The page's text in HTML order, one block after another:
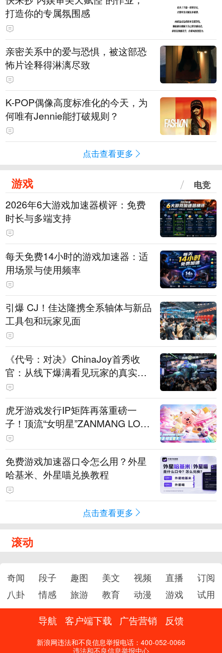
打造你的专属氛围感
亲密关系中的爱与恐惧，被这部恐
怖片诠释得淋漓尽致
K-POP偶像高度标准化的今天，为
何唯有Jennie能打破规则？
点击查看更多
游戏 电竞
2026年6大游戏加速器横评：免费
时长与多端支持
每天免费14小时的游戏加速器：适
用场景与使用频率
引爆 CJ！佳达隆携全系轴体与新品
工具包和玩家见面
《代号：对决》ChinaJoy首秀收
官：从线下爆满看见玩家的真实期
待
虎牙游戏发行IP矩阵再落重磅一
子！顶流“女明星”ZANMANG LOO
PY 正版3D消除手游《消消奇遇》
惊喜曝光
免费游戏加速器口令怎么用？外星
哈基米、外星喵兑换教程
点击查看更多
滚动
奇闻 段子 趣图 美文 视频 直播
订阅
八卦
情感 旅游 教育 动漫 游戏 试用
导航 客户端下载 广告营销 反馈
新浪网违法和不良信息举报电话：400-052-0066
违法和不良信息举报中心